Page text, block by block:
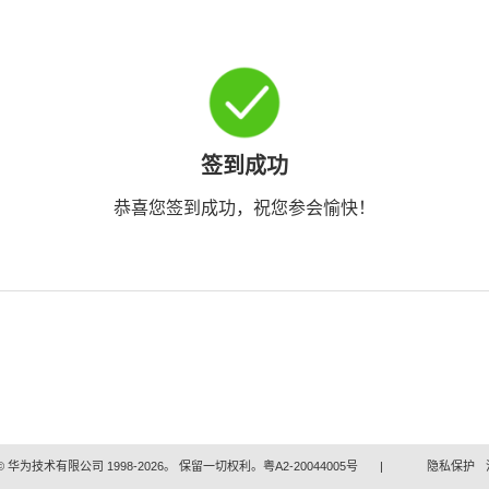
签到成功
恭喜您签到成功，祝您参会愉快！
华为技术有限公司 1998-2026。 保留一切权利。粤A2-20044005号 | 隐私保护